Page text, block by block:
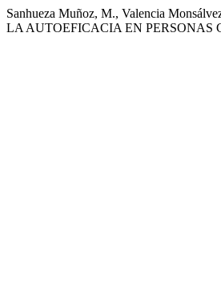
Sanhueza Muñoz, M., Valencia
LA AUTOEFICACIA EN PERSONAS